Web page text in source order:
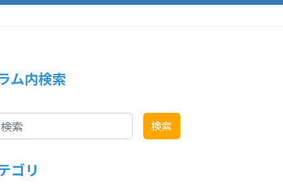
ム内検索
検索
ゴリ